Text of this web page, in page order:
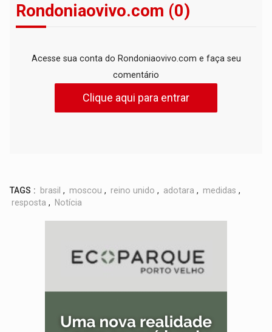
Rondoniaovivo.com (0)
Acesse sua conta do Rondoniaovivo.com e faça seu
comentário
Clique aqui para entrar
TAGS : brasil , moscou , reino unido , adotara , medidas ,
resposta , Notícia